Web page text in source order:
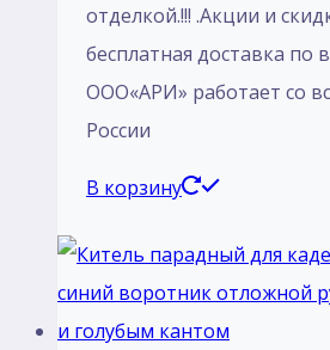
отделкой.!!! .Акции и
бесплатная доставка по
ООО«АРИ» работает со
России
В корзину